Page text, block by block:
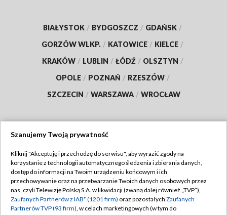
BIAŁYSTOK / BYDGOSZCZ / GDAŃSK /
GORZÓW WLKP. / KATOWICE / KIELCE /
KRAKÓW / LUBLIN / ŁÓDŹ / OLSZTYN /
OPOLE / POZNAŃ / RZESZÓW /
SZCZECIN / WARSZAWA / WROCŁAW
TVP
Abonament TVP
Emisja w TVP
Regulamin TVP
Polityka prywatności
Szanujemy Twoją prywatność
Kliknij "Akceptuję i przechodzę do serwisu", aby wyrazić zgody na
korzystanie z technologii automatycznego śledzenia i zbierania danych,
dostęp do informacji na Twoim urządzeniu końcowym i ich
przechowywanie oraz na przetwarzanie Twoich danych osobowych przez
nas, czyli Telewizję Polską S.A. w likwidacji (zwaną dalej również „TVP”),
Zaufanych Partnerów z IAB* (1201 firm) oraz pozostałych Zaufanych
Partnerów TVP (93 firm), w celach marketingowych (w tym do